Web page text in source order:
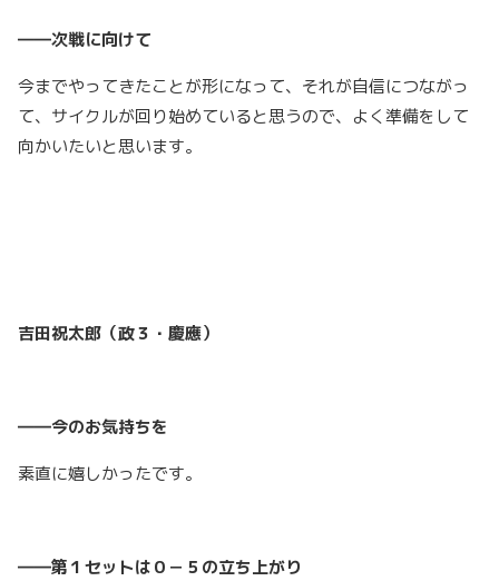
――次戦に向けて
今までやってきたことが形になって、それが自信につながっ
て、サイクルが回り始めていると思うので、よく準備をして
向かいたいと思います。
吉田祝太郎（政３・慶應）
――今のお気持ちを
素直に嬉しかったです。
――第１セットは０－５の立ち上がり